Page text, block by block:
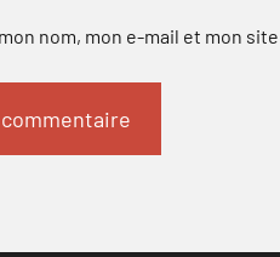
nom, mon e-mail et mon